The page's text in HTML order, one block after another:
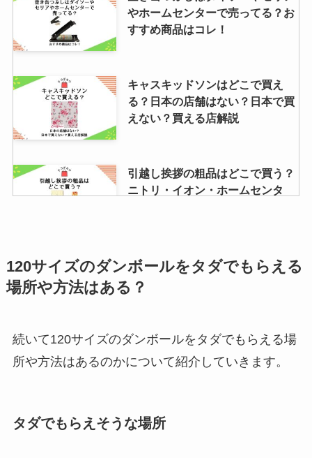
やホームセンターで売ってる？お
すすめ商品はコレ！
キャスキッドソンはどこで買え
る？日本の店舗はない？日本で買
えない？買える店解説
引越し挨拶の粗品はどこで買う？
ニトリ・イオン・ホームセンタ
simカードはどこで買う？コンビ
ニ・携帯会社で買える？購入に必
jcbギフトカードが買える店は？
ヤマダ電機やコンビニで買える？
120サイズのダンボールをタダでもらえる
場所や方法はある？
続いて120サイズのダンボールをタダでもらえる場
所や方法はあるのかについて紹介していきます。
タダでもらえそうな場所